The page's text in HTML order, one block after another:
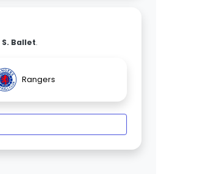
S. Ballet.
Rangers